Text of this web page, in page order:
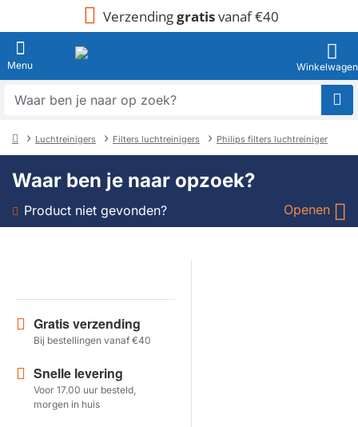
Verzendinggratisvanaf €40
Waar
zoek?
Luchtreinigers Filters luchtreinigers Philips filters luchtreiniger
Waar ben je naar opzoek?
Product niet gevonden? Openen
Model
Herstel zoekopdracht
Gratis verzending
Bij bestellingen vanaf €40
Snelle levering
Voor 17.00 uur besteld,
morgen in huis